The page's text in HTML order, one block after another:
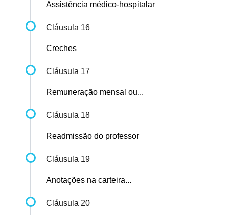
Assistência médico-hospitalar
Cláusula 16
Creches
Cláusula 17
Remuneração mensal ou...
Cláusula 18
Readmissão do professor
Cláusula 19
Anotações na carteira...
Cláusula 20